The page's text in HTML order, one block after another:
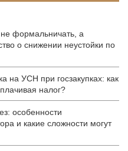
формальничать, а
о снижении неустойки по
на УСН при госзакупках: как
налог?
особенности
и какие сложности могут